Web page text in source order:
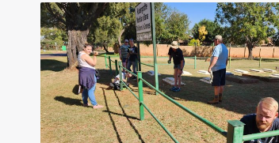
BESTAAN
IN
GEREGTIGHEID